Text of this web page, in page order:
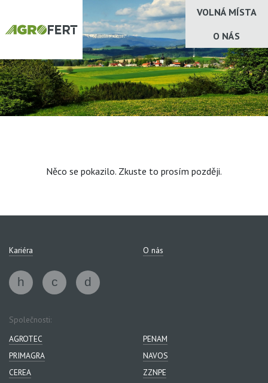
VOLNÁ MÍSTA
O NÁS
Něco se pokazilo. Zkuste to prosím později.
Kariéra O nás
Společnosti:
AGROTEC
PENAM
PRIMAGRA
NAVOS
CEREA
ZZNPE